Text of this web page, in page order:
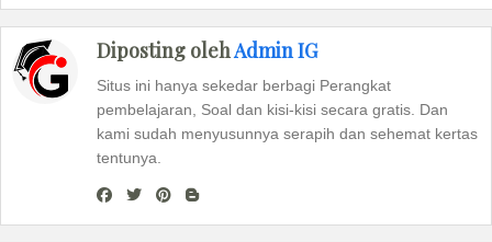
Diposting olehAdmin IG
Situs ini hanya sekedar berbagi Perangkat
pembelajaran, Soal dan kisi-kisi secara gratis. Dan
kami sudah menyusunnya serapih dan sehemat kertas
tentunya.